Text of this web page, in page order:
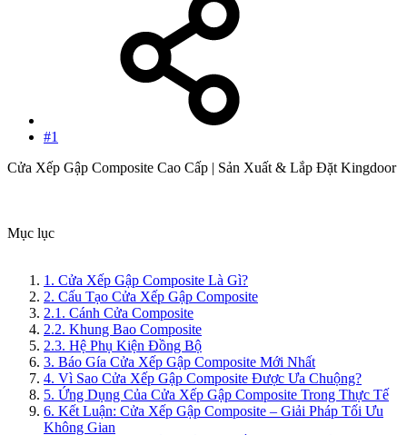
#1
Cửa Xếp Gập Composite Cao Cấp | Sản Xuất & Lắp Đặt Kingdoor
Mục lục
1. Cửa Xếp Gập Composite Là Gì?
2. Cấu Tạo Cửa Xếp Gập Composite
2.1. Cánh Cửa Composite
2.2. Khung Bao Composite
2.3. Hệ Phụ Kiện Đồng Bộ
3. Báo Gía Cửa Xếp Gập Composite Mới Nhất
4. Vì Sao Cửa Xếp Gập Composite Được Ưa Chuộng?
5. Ứng Dụng Của Cửa Xếp Gập Composite Trong Thực Tế
6. Kết Luận: Cửa Xếp Gập Composite – Giải Pháp Tối Ưu
Không Gian